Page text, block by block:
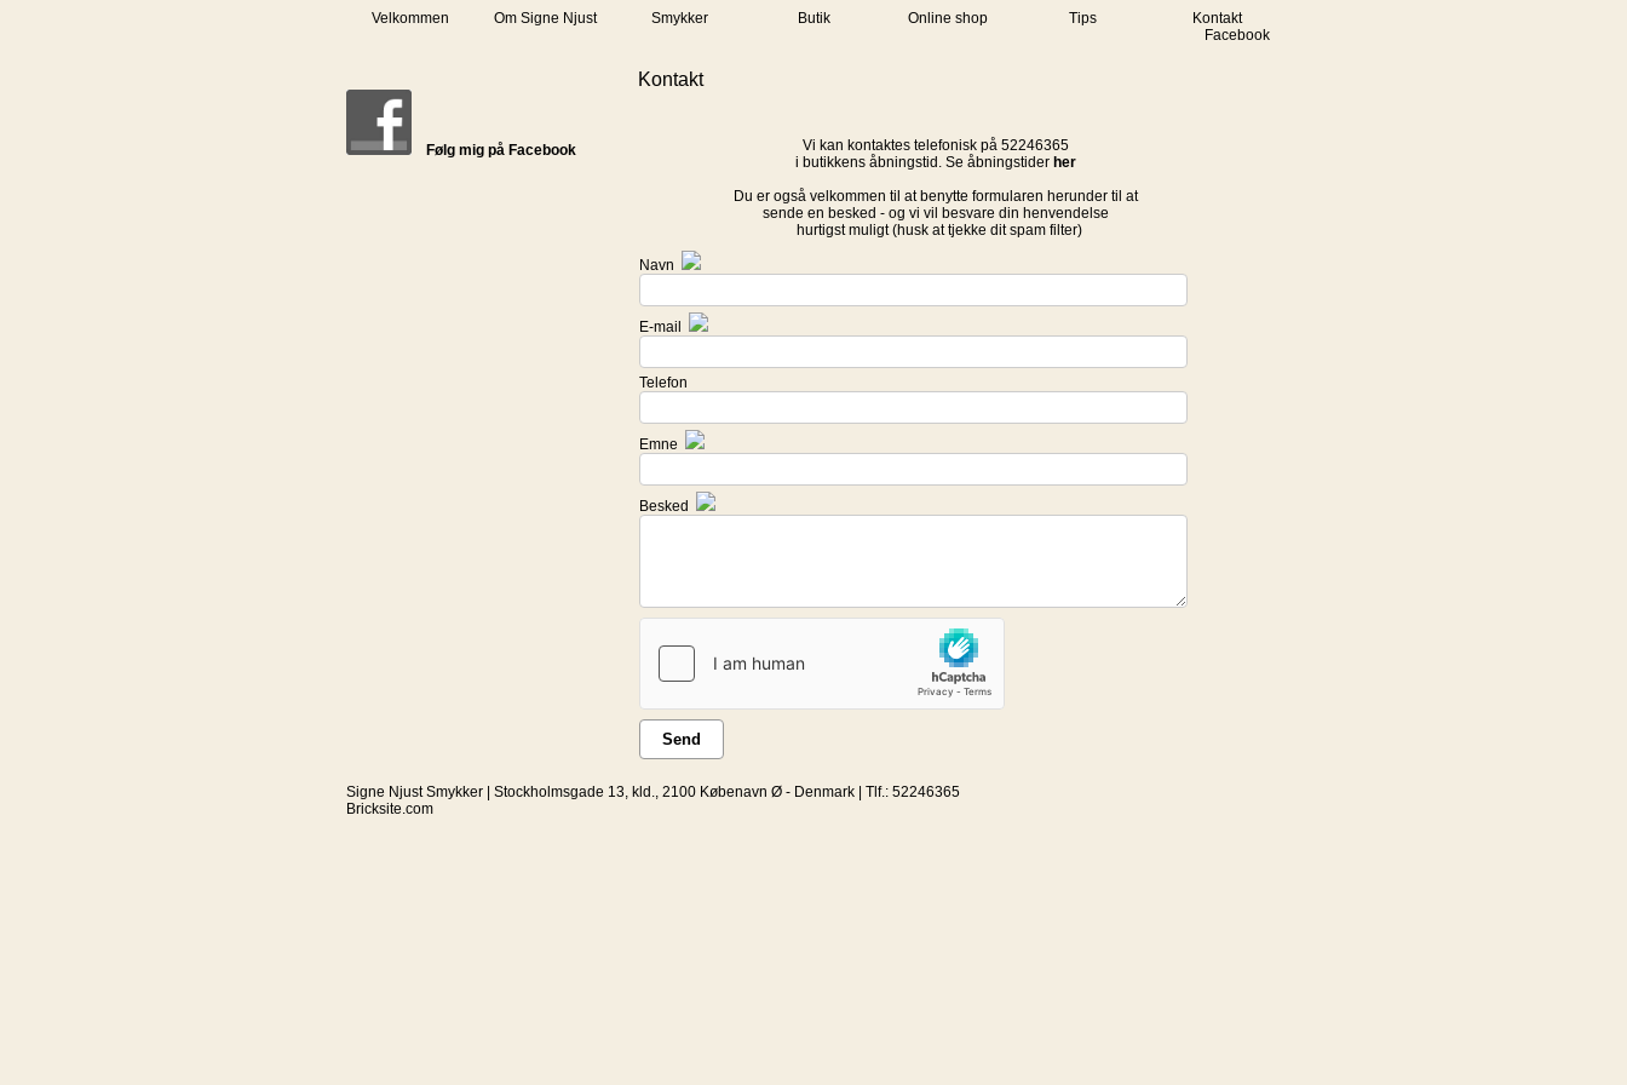
Velkommen Om Signe Njust Smykker Butik Online shop Tips
Kontakt
Facebook
Følg mig på Facebook
Kontakt
Vi kan kontaktes telefonisk på 52246365
i butikkens åbningstid. Se åbningstider her
Du er også velkommen til at benytte formularen herunder til at
sende en besked - og vi vil besvare din henvendelse
hurtigst muligt (husk at tjekke dit spam filter)
Navn
E-mail
Telefon
Emne
Besked
Send
Signe Njust Smykker | Stockholmsgade 13, kld., 2100 Købenavn Ø - Denmark | Tlf.: 52246365
Bricksite.com